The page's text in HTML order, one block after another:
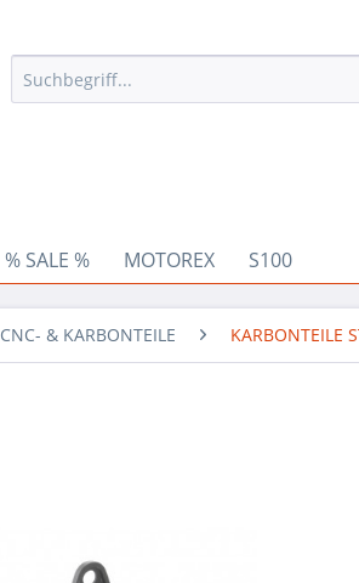
% SALE % MOTOREX S100
CNC- & KARBONTEILE KARBONTEILE